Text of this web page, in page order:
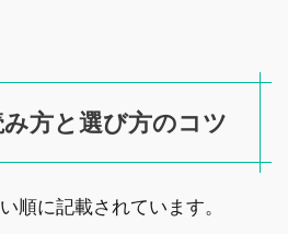
方と選び方のコツ
順に記載されています。